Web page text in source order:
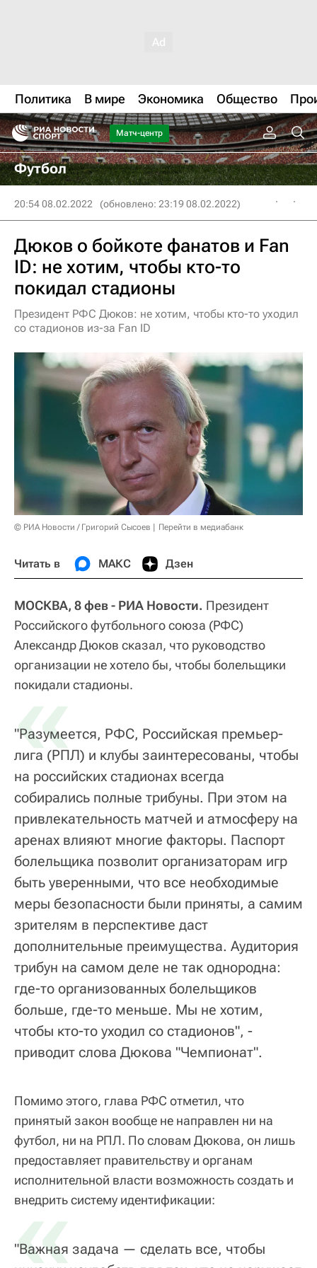
Политика В мире Экономика Общество
Матч-центр
Футбол
20:54 08.02.2022 (обновлено: 23:19 08.02.2022)
Дюков о бойкоте фанатов и Fan
ID: не хотим, чтобы кто-то
покидал стадионы
Президент РФС Дюков: не хотим, чтобы кто-то уходил
со стадионов из-за Fan ID
© РИА Новости / Григорий Сысоев Перейти в медиабанк
Читать в МАКС Дзен
МОСКВА, 8 фев - РИА Новости. Президент
Российского футбольного союза (РФС)
Александр Дюков сказал, что руководство
организации не хотело бы, чтобы болельщики
покидали стадионы.
«
"Разумеется, РФС, Российская премьер-
лига (РПЛ) и клубы заинтересованы, чтобы
на российских стадионах всегда
собирались полные трибуны. При этом на
привлекательность матчей и атмосферу на
аренах влияют многие факторы. Паспорт
болельщика позволит организаторам игр
быть уверенными, что все необходимые
меры безопасности были приняты, а самим
зрителям в перспективе даст
дополнительные преимущества. Аудитория
трибун на самом деле не так однородна:
где-то организованных болельщиков
больше, где-то меньше. Мы не хотим,
чтобы кто-то уходил со стадионов", -
приводит слова Дюкова "Чемпионат".
Помимо этого, глава РФС отметил, что
принятый закон вообще не направлен ни на
футбол, ни на РПЛ. По словам Дюкова, он лишь
предоставляет правительству и органам
исполнительной власти возможность создать и
внедрить систему идентификации:
«
"Важная задача — сделать все, чтобы